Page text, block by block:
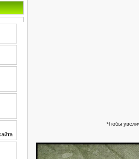
Чтобы